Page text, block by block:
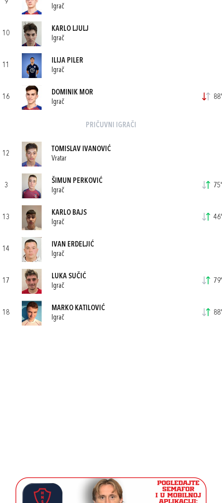
9
Igrač
10
KARLO LJULJ
Igrač
11
ILIJA PILER
Igrač
16
DOMINIK MOR
Igrač
88'
PRIČUVNI IGRAČI
12
TOMISLAV IVANOVIĆ
Vratar
3
ŠIMUN PERKOVIĆ
Igrač
75'
13
KARLO BAJS
Igrač
46'
14
IVAN ERDELJIĆ
Igrač
17
LUKA SUČIĆ
Igrač
79'
18
MARKO KATILOVIĆ
Igrač
88'